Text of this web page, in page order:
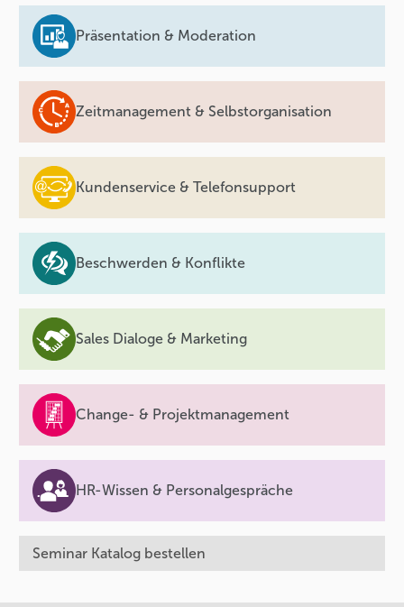
Präsentation & Moderation
Zeitmanagement & Selbstorganisation
Kundenservice & Telefonsupport
Beschwerden & Konflikte
Sales Dialoge & Marketing
Change- & Projektmanagement
HR-Wissen & Personalgespräche
Seminar Katalog bestellen